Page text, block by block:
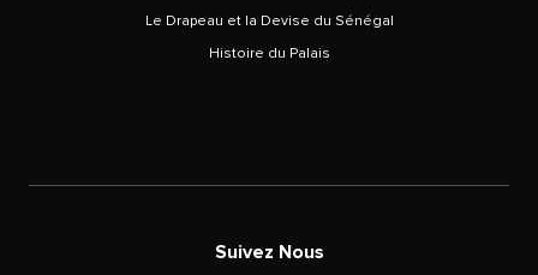
Le Drapeau et la Devise du Sénégal
Histoire du Palais
Suivez Nous